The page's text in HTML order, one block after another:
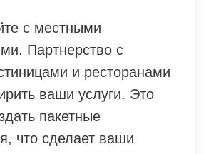
с местными
Партнерство с
и ресторанами
ваши услуги. Это
пакетные
что сделает ваши